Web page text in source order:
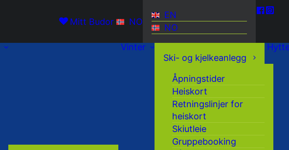
Mitt Budor NO
EN
NO
Vinter
Ski- og kjelkeanlegg
Åpningstider
Heiskort
Retningslinjer for
heiskort
Skiutleie
Gruppebooking